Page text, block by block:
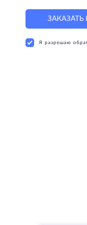
Я разрешаю